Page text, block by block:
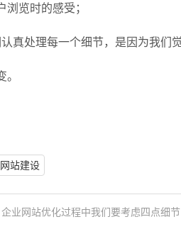
浏览时的感受；
真处理每一个细节，是因为我们
。
网站建设
企业网站优化过程中我们要考虑四点细节